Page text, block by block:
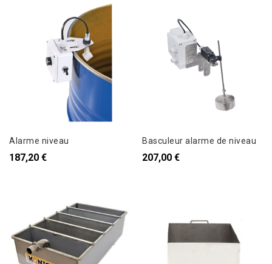
Alarme niveau
187,20 €
Basculeur alarme de niveau
207,00 €